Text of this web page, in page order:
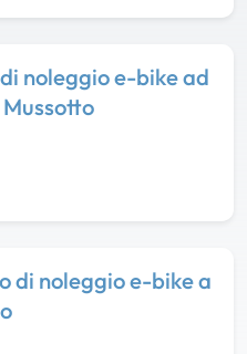
noleggio e-bike ad
di noleggio e-bike a